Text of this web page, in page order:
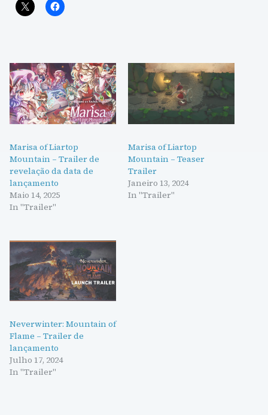
Marisa of Liartop
Mountain – Trailer de
revelação da data de
lançamento
Maio 14, 2025
In "Trailer"
Marisa of Liartop
Mountain – Teaser
Trailer
Janeiro 13, 2024
In "Trailer"
Neverwinter: Mountain of
Flame – Trailer de
lançamento
Julho 17, 2024
In "Trailer"